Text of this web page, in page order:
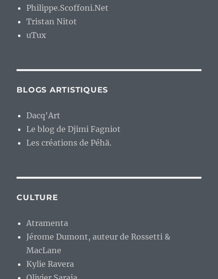
Philippe.Scoffoni.Net
Tristan Nitot
uTux
BLOGS ARTISTIQUES
Dacq'Art
Le blog de Djimi Fagniot
Les créations de Péhä.
CULTURE
Atramenta
Jérome Dumont, auteur de Rossetti &
MacLane
Kylie Ravera